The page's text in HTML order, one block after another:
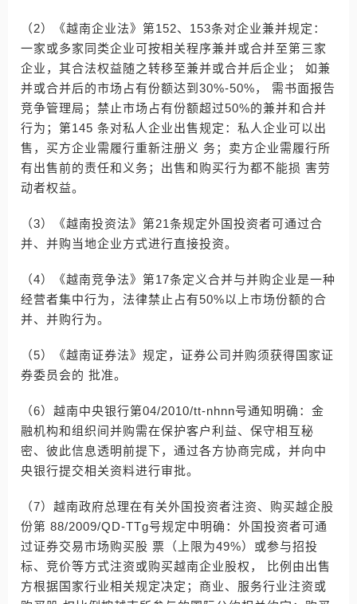
（2）《越南企业法》第152、153条对企业兼并规定：
一家或多家同类企业可按相关程序兼并或合并至第三家
企业，其合法权益随之转移至兼并或合并后企业； 如兼
并或合并后的市场占有份额达到30%-50%， 需书面报告
竞争管理局；禁止市场占有份额超过50%的兼并和合并
行为；第145 条对私人企业出售规定：私人企业可以出
售，买方企业需履行重新注册义 务；卖方企业需履行所
有出售前的责任和义务；出售和购买行为都不能损 害劳
动者权益。
（3）《越南投资法》第21条规定外国投资者可通过合
并、并购当地企业方式进行直接投资。
（4）《越南竞争法》第17条定义合并与并购企业是一种
经营者集中行为，法律禁止占有50%以上市场份额的合
并、并购行为。
（5）《越南证券法》规定，证券公司并购须获得国家证
券委员会的 批准。
（6）越南中央银行第04/2010/tt-nhnn号通知明确：金
融机构和组织间并购需在保护客户利益、保守相互秘
密、彼此信息透明前提下，通过各方协商完成，并向中
央银行提交相关资料进行审批。
（7）越南政府总理在有关外国投资者注资、购买越企股
份第 88/2009/QD-TTg号规定中明确：外国投资者可通
过证券交易市场购买股 票（上限为49%）或参与招投
标、竞价等方式注资或购买越南企业股权， 比例由出售
方根据国家行业相关规定决定；商业、服务行业注资或